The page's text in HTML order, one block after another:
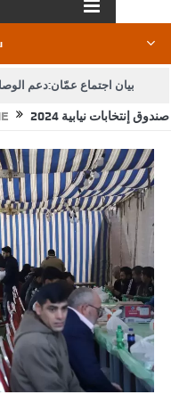
بيان اجتماع عمّان:دعم
الأمن يتلف 16 مليون حبة كبتاجون و1480 كغم مواد مخدرة
النواب
القاضي يلتقي رؤساء تحرير
على
دعوة المكلفين بخدمة العلم
صندوق إنتخابات نيابية 2024